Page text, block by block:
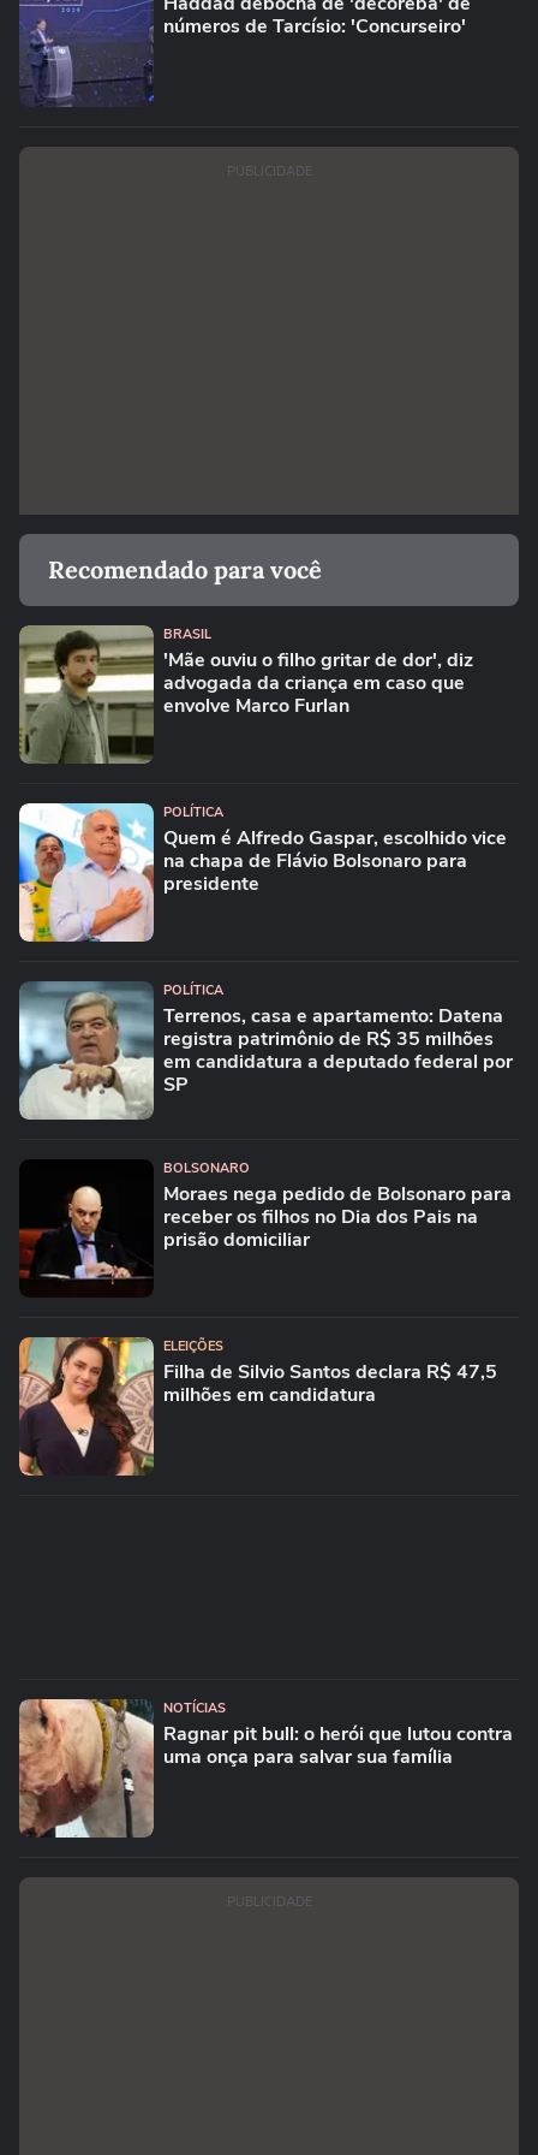
números de Tarcísio: 'Concurseiro'
PUBLICIDADE
Recomendado para você
BRASIL
'Mãe ouviu o filho gritar de dor', diz
advogada da criança em caso que
envolve Marco Furlan
POLÍTICA
Quem é Alfredo Gaspar, escolhido vice
na chapa de Flávio Bolsonaro para
presidente
POLÍTICA
Terrenos, casa e apartamento: Datena
registra patrimônio de R$ 35 milhões
em candidatura a deputado federal por
SP
BOLSONARO
Moraes nega pedido de Bolsonaro para
receber os filhos no Dia dos Pais na
prisão domiciliar
ELEIÇÕES
Filha de Silvio Santos declara R$ 47,5
milhões em candidatura
NOTÍCIAS
Ragnar pit bull: o herói que lutou contra
uma onça para salvar sua família
PUBLICIDADE